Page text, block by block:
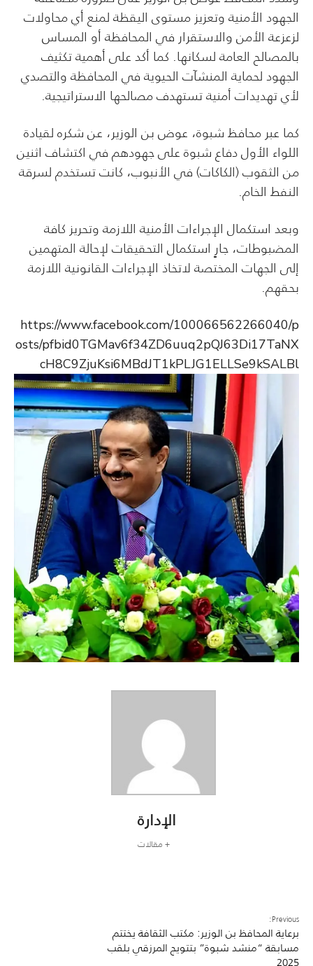
الجهود الأمنية وتعزيز مستوى اليقظة لمنع أي محاولات
لزعزعة الأمن والاستقرار في المحافظة أو المساس
بالمصالح العامة لسكانها. كما أكد على أهمية تكثيف
الجهود لحماية المنشآت الحيوية في المحافظة والتصدي
لأي تهديدات أمنية تستهدف مصالحها الاستراتيجية.
كما عبر محافظ شبوة، عوض بن الوزير، عن شكره لقيادة
اللواء الأول دفاع شبوة على جهودهم في اكتشاف اثنين
من الثقوب (الكاكات) في الأنبوب، كانت تستخدم لسرقة
النفط الخام.
وبعد استكمال الإجراءات الأمنية اللازمة وتحريز كافة
المضبوطات، جارٍ استكمال التحقيقات لإحالة المتهمين
إلى الجهات المختصة لاتخاذ الإجراءات القانونية اللازمة
بحقهم.
https://www.facebook.com/100066562266040/p
osts/pfbid0TGMav6f34ZD6uuq2pQJ63Di17TaNX
cH8C9ZjuKsi6MBdJT1kPLJG1ELLSe9kSALBl
الإدارة
+ مقالات
Previous:
برعاية المحافظ بن الوزير: مكتب الثقافة يختتم
مسابقة “منشد شبوة” بتتويج المرزقي بلقب
2025